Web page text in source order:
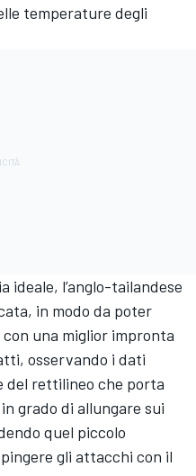
temperature degli
ideale, l’anglo-tailandese
in modo da poter
una miglior impronta
osservando i dati
del rettilineo che porta
grado di allungare sui
quel piccolo
gli attacchi con il